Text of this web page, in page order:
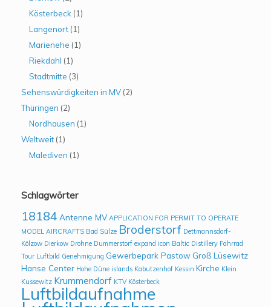
Kösterbeck (1)
Langenort (1)
Marienehe (1)
Riekdahl (1)
Stadtmitte (3)
Sehenswürdigkeiten in MV (2)
Thüringen (2)
Nordhausen (1)
Weltweit (1)
Malediven (1)
Schlagwörter
18184 Antenne MV APPLICATION FOR PERMIT TO OPERATE
MODEL AIRCRAFTS Bad Sülze Broderstorf Dettmannsdorf-
Kölzow Dierkow Drohne Dummerstorf expand icon Baltic Distillery Fahrrad
Tour Luftbild Genehmigung Gewerbepark Pastow Groß Lüsewitz
Hanse Center Hohe Düne islands Kabutzenhof Kessin Kirche Klein
Kussewitz Krummendorf KTV Kösterbeck
Luftbildaufnahme